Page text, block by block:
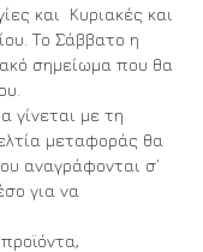
και Κυριακές και
Το Σάββατο η
σημείωμα που θα
γίνεται με τη
μεταφοράς θα
αναγράφονται σ’
για να